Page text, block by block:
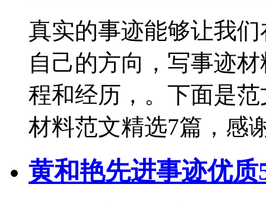
真实的事迹能够让我
自己的方向，写事迹
程和经历，。下面是
材料范文精选7篇，感
黄和艳先进事迹优质